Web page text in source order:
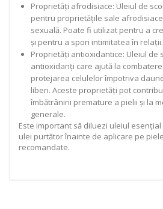
Proprietăți afrodisiace: Uleiul de
pentru proprietățile sale
sexuală. Poate fi utilizat pentru a
și pentru a spori intimitatea în relații.
Proprietăți antioxidantice: Uleiul de
antioxidanți care ajută la
protejarea celulelor împotriva
liberi. Aceste proprietăți pot
îmbătrânirii premature a pielii și la
generale.
Este important să diluezi uleiul
ulei purtător înainte de aplicare pe
recomandate.